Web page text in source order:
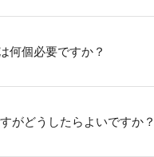
何個必要ですか？
がどうしたらよいですか？